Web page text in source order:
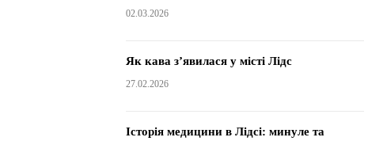
02.03.2026
Як кава з’явилася у місті Лідс
27.02.2026
Історія медицини в Лідсі: минуле та